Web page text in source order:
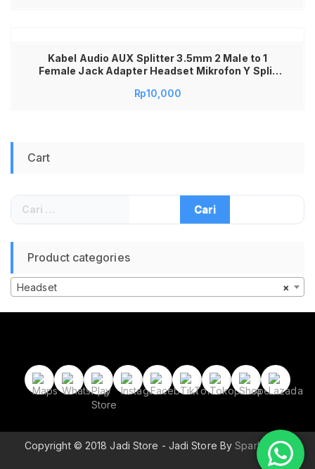
Kabel Audio AUX Splitter 3.5mm 2 Male to 1
Female Jack Adapter Headset Mikrofon Y Split
Laptop PC Komputer Headphone Earphone
Rp10,000
Cart
Cari
untuk:
Product categories
×
Headset
Copyright © 2018 Jadi Store - Jadi Store BySparkle Wp